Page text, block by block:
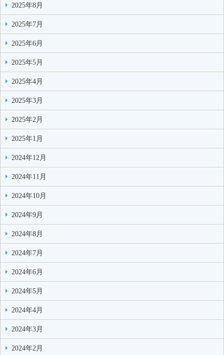
2025年8月
2025年7月
2025年6月
2025年5月
2025年4月
2025年3月
2025年2月
2025年1月
2024年12月
2024年11月
2024年10月
2024年9月
2024年8月
2024年7月
2024年6月
2024年5月
2024年4月
2024年3月
2024年2月